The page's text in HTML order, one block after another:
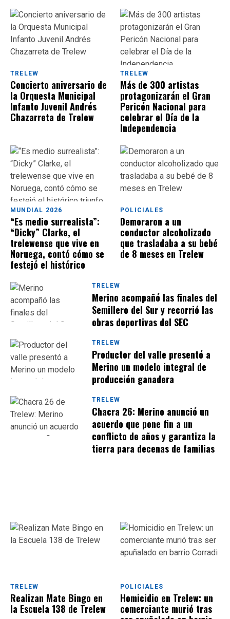
TRELEW
Concierto aniversario de
la Orquesta Municipal
Infanto Juvenil Andrés
Chazarreta de Trelew
TRELEW
Más de 300 artistas
protagonizarán el Gran
Pericón Nacional para
celebrar el Día de la
Independencia
MUNDIAL 2026
“Es medio surrealista”:
“Dicky” Clarke, el
trelewense que vive en
Noruega, contó cómo se
festejó el histórico
POLICIALES
Demoraron a un
conductor alcoholizado
que trasladaba a su bebé
de 8 meses en Trelew
TRELEW
Merino acompañó las finales del
Semillero del Sur y recorrió las
obras deportivas del SEC
TRELEW
Productor del valle presentó a
Merino un modelo integral de
producción ganadera
TRELEW
Chacra 26: Merino anunció un
acuerdo que pone fin a un
conflicto de años y garantiza la
tierra para decenas de familias
TRELEW
Realizan Mate Bingo en
la Escuela 138 de Trelew
POLICIALES
Homicidio en Trelew: un
comerciante murió tras